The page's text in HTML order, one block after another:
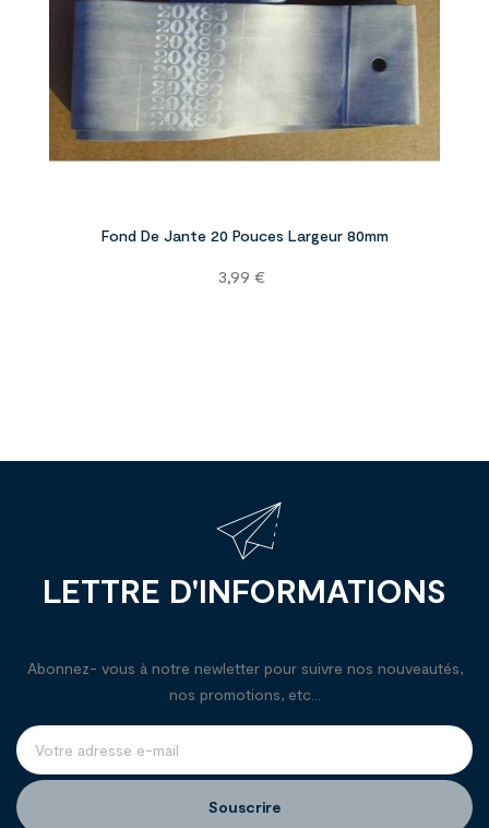
Fond De Jante 20 Pouces Largeur 80mm
Prix
3,99 €
LETTRE D'INFORMATIONS
Abonnez- vous à notre newletter pour suivre nos nouveautés,
nos promotions, etc...
Souscrire